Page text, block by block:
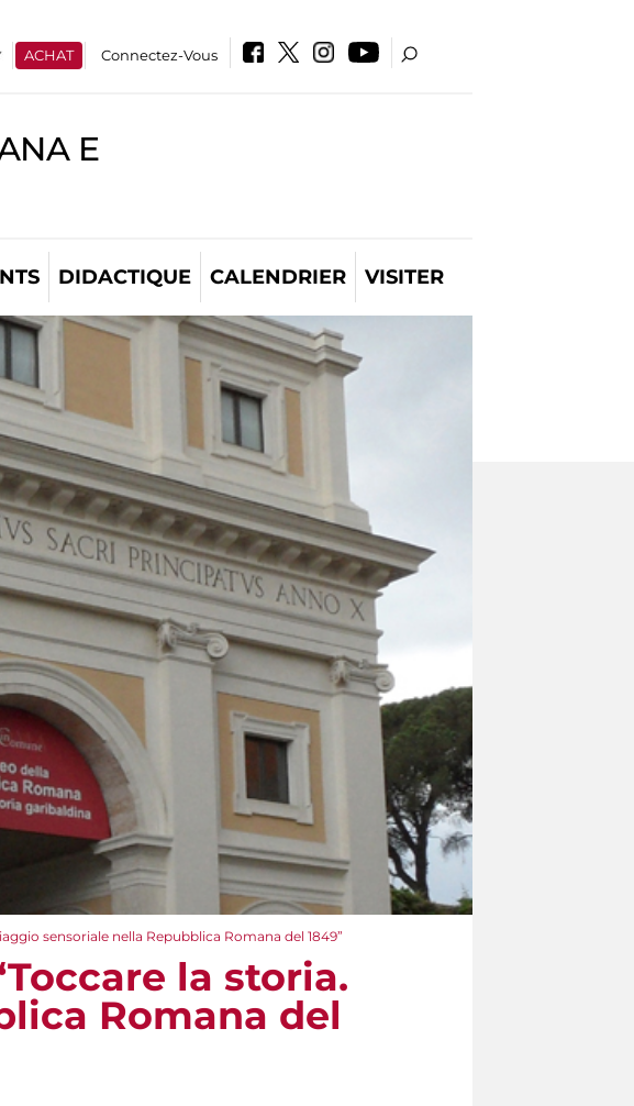
ACHAT Connectez-Vous
E
DIDACTIQUE CALENDRIER VISITER
sensoriale nella Repubblica Romana del 1849”
la storia.
Romana del